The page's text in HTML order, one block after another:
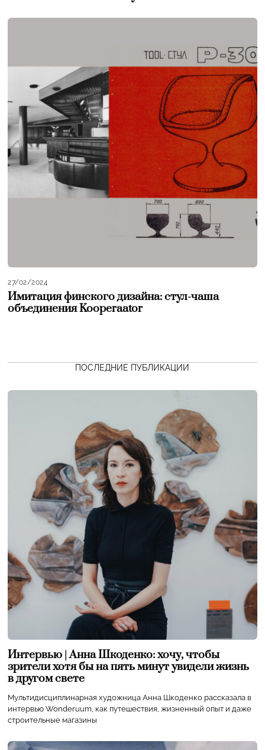
27/02/2024
Имитация финского дизайна: стул-чаша
объединения Kooperaator
ПОСЛЕДНИЕ ПУБЛИКАЦИИ
Интервью | Анна Шкоденко: хочу, чтобы
зрители хотя бы на пять минут увидели жизнь
в другом свете
Мультидисциплинарная художница Анна Шкоденко рассказала в
интервью Wonderuum, как путешествия, жизненный опыт и даже
строительные магазины